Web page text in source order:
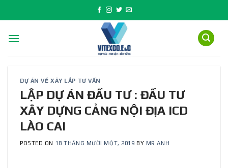
to
DỰ ÁN VỀ XÂY LẮP TƯ VẤN
LẬP DỰ ÁN ĐẦU TƯ : ĐẦU TƯ
XÂY DỰNG CẢNG NỘI ĐỊA ICD
LÀO CAI
POSTED ON 18 THÁNG MƯỜI MỘT, 2019 BY MR ANH